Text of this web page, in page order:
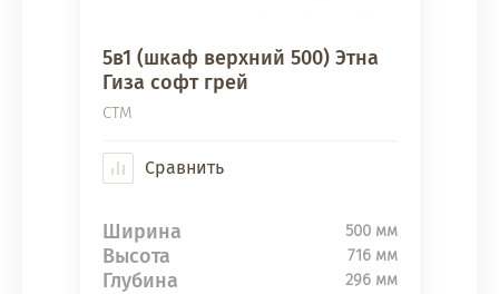
5в1 (шкаф верхний 500) Этна
Гиза софт грей
СТМ
Сравнить
Ширина 500 мм
Высота 716 мм
Глубина 296 мм